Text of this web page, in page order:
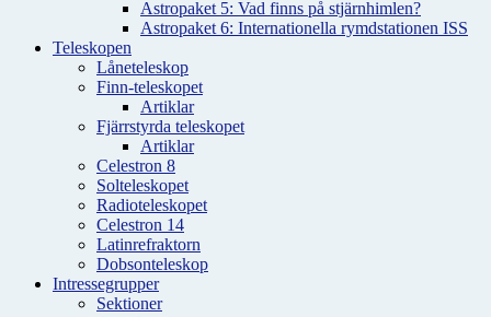
Astropaket 5: Vad finns på stjärnhimlen?
Astropaket 6: Internationella rymdstationen ISS
Teleskopen
Låneteleskop
Finn-teleskopet
Artiklar
Fjärrstyrda teleskopet
Artiklar
Celestron 8
Solteleskopet
Radioteleskopet
Celestron 14
Latinrefraktorn
Dobsonteleskop
Intressegrupper
Sektioner